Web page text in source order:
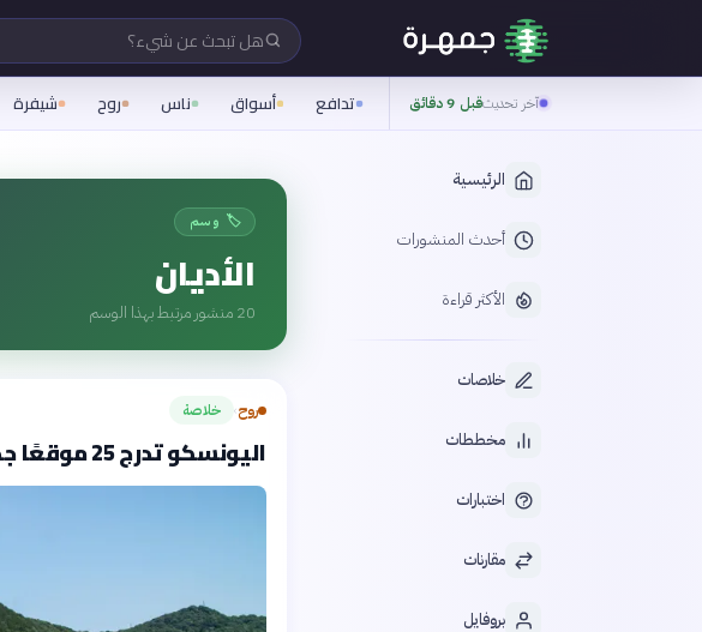
هل تبحث عن شيء؟
آخر تحديثقبل 9 دقائق تدافع أسواق ناس روح شيفرة
الرئيسية
أحدث المنشورات
الأكثر قراءة
خلاصات
مخططات
اختبارات
مقارنات
بروفايل
🏷️ وسم
الأديان
20 منشور مرتبط بهذا الوسم
روح› خلاصة
اليونسكو تدرج 25 موقعًا جديدًا للتراث العالمي 2026